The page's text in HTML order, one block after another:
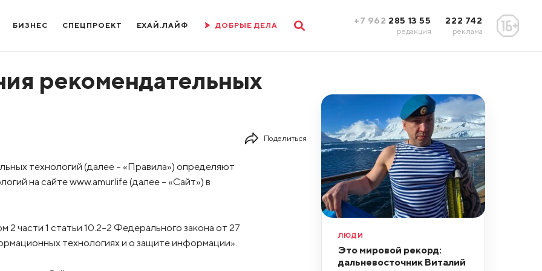
БИЗНЕС СПЕЦПРОЕКТ ЕХАЙ.ЛАЙФ ДОБРЫЕ ДЕЛА +7 962 285 13 55
редакция
222 742
реклама
рекомендательных
Поделиться
технологий (далее - «Правила») определяют
на сайте www.amur.life (далее – «Сайт») в
части 1 статьи 10.2-2 Федерального закона от 27
технологиях и о защите информации».
ЛЮДИ
Это мировой рекорд:
дальневосточник Виталий